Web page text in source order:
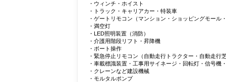
・ウィンチ・ホイスト
・トラック・キャリアカー・特装車
・ゲートリモコン（マンション・ショッピングモール
・満空灯
・LED照明装置（消防）
・介護用階段リフト・昇降機
・ボート操作
・緊急停止リモコン（自動走行トラクター・自動走行
・車載標識装置・工事用サイネージ・回転灯・信号機
・クレーンなど建設機械
・モルタルポンプ